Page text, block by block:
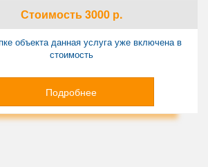
Стоимость3000р.
объекта данная услуга уже включена в
стоимость
Подробнее